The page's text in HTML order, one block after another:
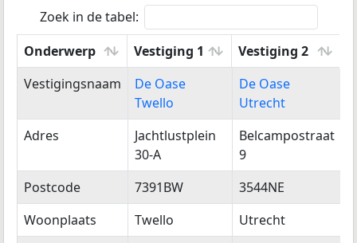
Zoek in de tabel:
Onderwerp
Vestiging 1 Vestiging 2
Onderwerp
Vestiging 1 Vestiging 2
Vestigingsnaam
De Oase
Twello
De Oase
Utrecht
Adres
Jachtlustplein
30-A
Belcampostraat
9
Postcode
7391BW 3544NE
Woonplaats
Twello Utrecht